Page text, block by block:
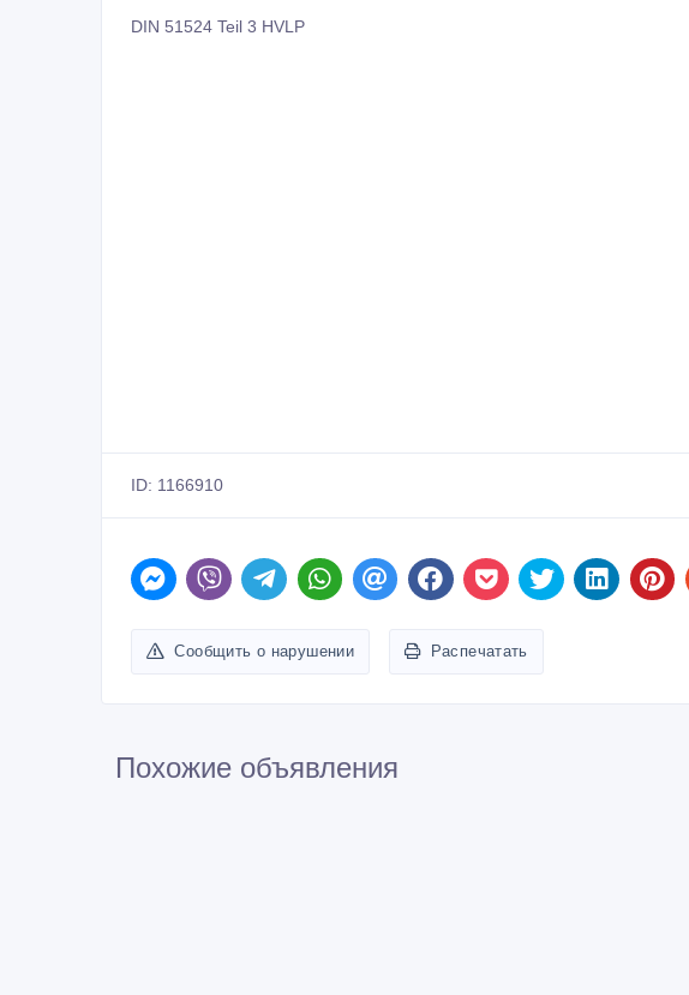
DIN 51524 Teil 3 HVLP
ID: 1166910
Сообщить о нарушении Распечатать
Похожие объявления